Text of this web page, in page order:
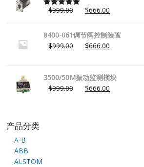
Rated5.00
$999.00 $666.00
8400-061调节阀控制装置
$999.00 $666.00
3500/50M振动监测模块
$999.00 $666.00
产品分类
A-B
ABB
ALSTOM